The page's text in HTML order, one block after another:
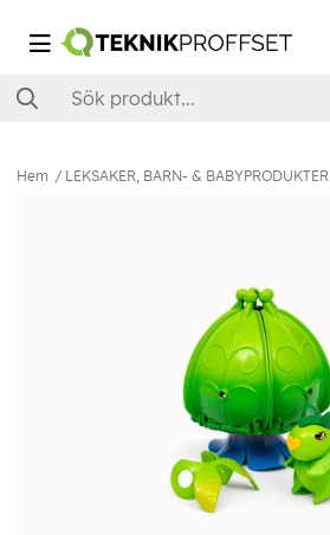
Hem LEKSAKER, BARN- & BABYPRODUKTER